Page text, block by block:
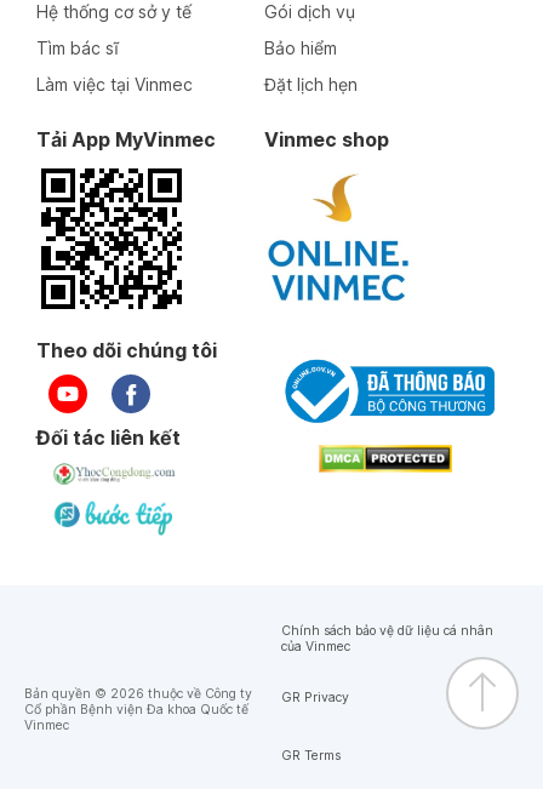
Hệ thống cơ sở y tế
Tìm bác sĩ
Làm việc tại Vinmec
Gói dịch vụ
Bảo hiểm
Đặt lịch hẹn
Tải App MyVinmec Vinmec shop
Theo dõi chúng tôi
Đối tác liên kết
Bản quyền © 2026 thuộc về Công ty
Cổ phần Bệnh viện Đa khoa Quốc tế
Vinmec
Chính sách bảo vệ dữ liệu cá nhân
của Vinmec
GR Privacy
GR Terms